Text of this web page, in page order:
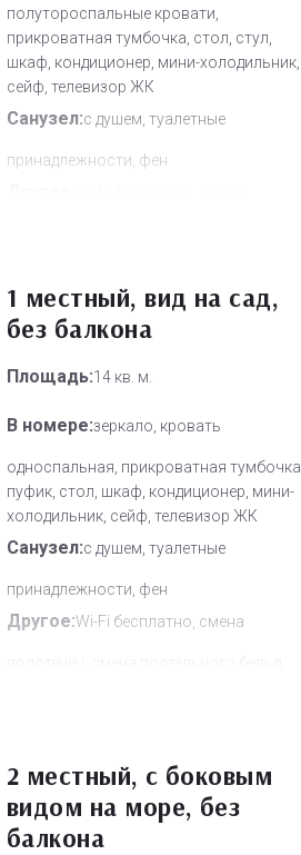
полутороспальные кровати,
прикроватная тумбочка, стол, стул,
шкаф, кондиционер, мини-холодильник,
сейф, телевизор ЖК
Санузел:с душем, туалетные
принадлежности, фен
Дополнительное место:
1 местный, вид на сад,
без балкона
Площадь:14 кв. м.
В номере:зеркало, кровать
односпальная, прикроватная тумбочка,
пуфик, стол, шкаф, кондиционер, мини-
холодильник, сейф, телевизор ЖК
Санузел:с душем, туалетные
принадлежности, фен
Другое:Wi-Fi бесплатно, смена
2 местный, с боковым
видом на море, без
балкона